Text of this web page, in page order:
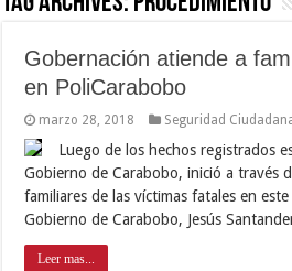
Gobernación atiende a
en PoliCarabobo
marzo 28, 2018 Seguridad
Luego de los hechos registrados
Gobierno de Carabobo, inició a través
familiares de las víctimas fatales en
Gobierno de Carabobo, Jesús
Leer mas...